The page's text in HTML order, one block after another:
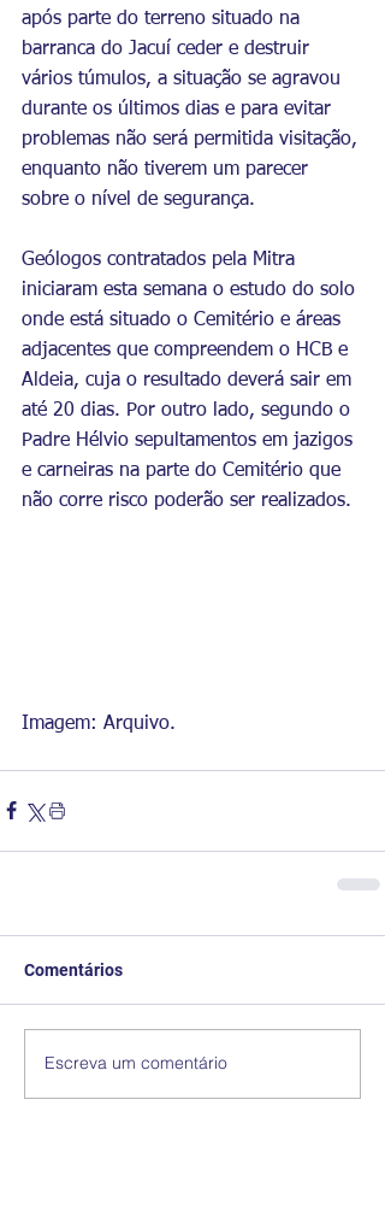
após parte do terreno situado na
barranca do Jacuí ceder e destruir
vários túmulos, a situação se agravou
durante os últimos dias e para evitar
problemas não será permitida visitação,
enquanto não tiverem um parecer
sobre o nível de segurança.
Geólogos contratados pela Mitra
iniciaram esta semana o estudo do solo
onde está situado o Cemitério e áreas
adjacentes que compreendem o HCB e
Aldeia, cuja o resultado deverá sair em
até 20 dias. Por outro lado, segundo o
Padre Hélvio sepultamentos em jazigos
e carneiras na parte do Cemitério que
não corre risco poderão ser realizados.
Imagem: Arquivo.
Comentários
Escreva um comentário